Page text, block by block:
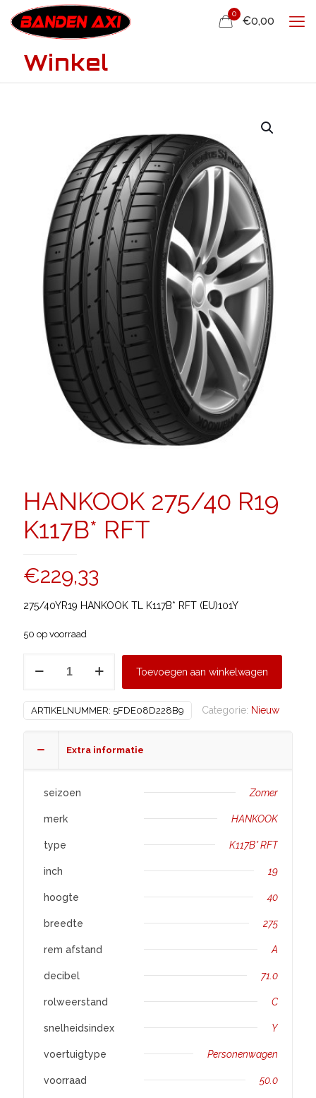
0
€0,00
Winkel
HANKOOK 275/40 R19
K117B* RFT
€229,33
275/40YR19 HANKOOK TL K117B* RFT (EU)101Y
50 op voorraad
K117B*
aantal
Toevoegen aan winkelwagen
ARTIKELNUMMER: 5FDE08D228B9 Categorie: Nieuw
Extra informatie
seizoen Zomer
merk HANKOOK
type K117B* RFT
inch 19
hoogte 40
breedte 275
rem afstand A
decibel 71.0
rolweerstand C
snelheidsindex Y
voertuigtype Personenwagen
voorraad 50.0